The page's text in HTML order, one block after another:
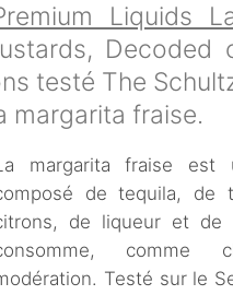
Liquids
Decoded
testé The
margarita fraise.
margarita fraise est
de tequila, de
de liqueur et de
comme
Testé sur le